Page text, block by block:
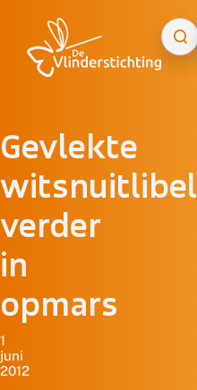
Gevlekte
witsnuitlibel
verder
in
opmars
1
juni
2012